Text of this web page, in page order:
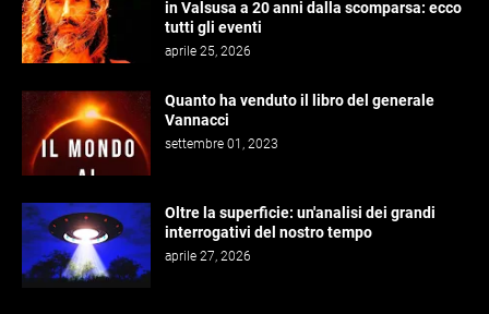
in Valsusa a 20 anni dalla scomparsa: ecco
tutti gli eventi
aprile 25, 2026
Quanto ha venduto il libro del generale
Vannacci
settembre 01, 2023
Oltre la superficie: un'analisi dei grandi
interrogativi del nostro tempo
aprile 27, 2026